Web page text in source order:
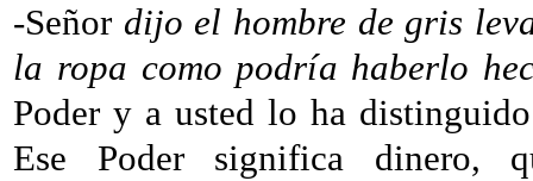
-Señor dijo el hombre de gris
la ropa como podría haberlo
Poder y a usted lo ha
Ese Poder significa dinero,